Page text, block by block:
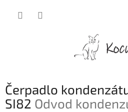
Čerpadlo
SI82 Odvod